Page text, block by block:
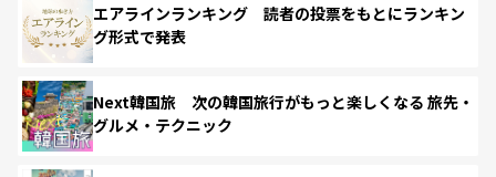
エアラインランキング 読者の投票をもとにランキン
グ形式で発表
Next韓国旅 次の韓国旅行がもっと楽しくなる 旅先・
グルメ・テクニック